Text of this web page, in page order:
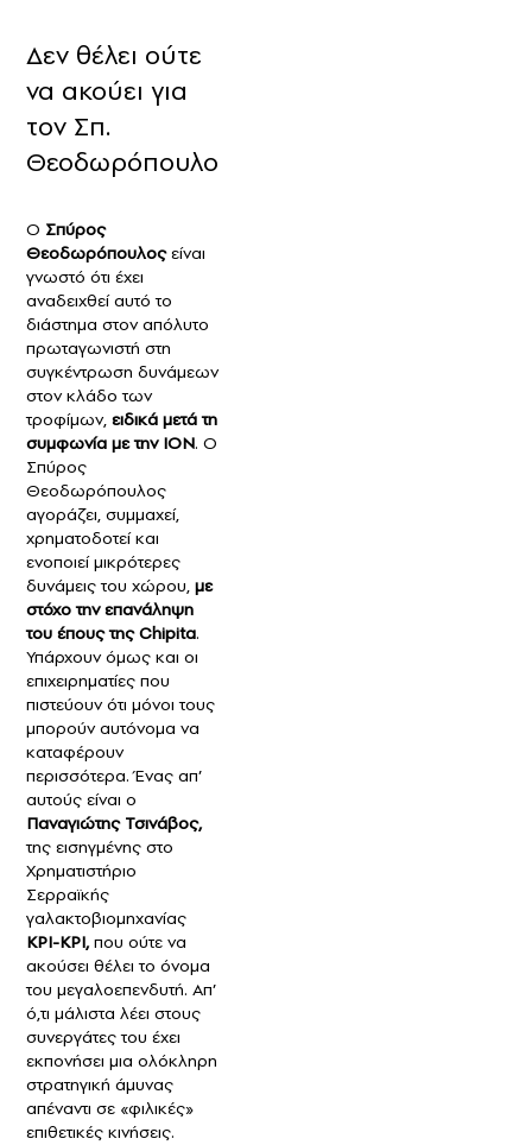
Δεν θέλει ούτε
να ακούει για
τον Σπ.
Θεοδωρόπουλο
Ο Σπύρος
Θεοδωρόπουλοςείναι
γνωστό ότι έχει
αναδειχθεί αυτό το
διάστημα στον απόλυτο
πρωταγωνιστή στη
συγκέντρωση δυνάμεων
στον κλάδο των
τροφίμων, ειδικά μετά τη
συμφωνία με την ΙΟΝ. Ο
Σπύρος
Θεοδωρόπουλος
αγοράζει, συμμαχεί,
χρηματοδοτεί και
ενοποιεί μικρότερες
δυνάμεις του χώρου, με
στόχο την επανάληψη
του έπους της Chipita.
Υπάρχουν όμως και οι
επιχειρηματίες που
πιστεύουν ότι μόνοι τους
μπορούν αυτόνομα να
καταφέρουν
περισσότερα. Ένας απ’
αυτούς είναι ο
Παναγιώτης Τσινάβος,
της εισηγμένης στο
Χρηματιστήριο
Σερραϊκής
γαλακτοβιομηχανίας
ΚΡΙ-ΚΡΙ,που ούτε να
ακούσει θέλει το όνομα
του μεγαλοεπενδυτή. Απ’
ό,τι μάλιστα λέει στους
συνεργάτες του έχει
εκπονήσει μια ολόκληρη
στρατηγική άμυνας
απέναντι σε «φιλικές»
επιθετικές κινήσεις.